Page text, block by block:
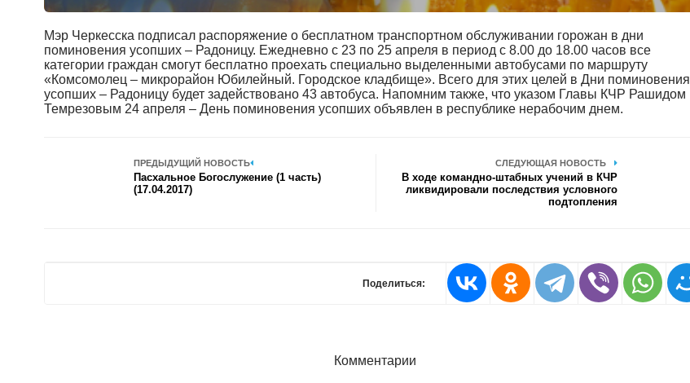
Мэр Черкесска подписал распоряжение о бесплатном транспортном обслуживании горожан в дни
поминовения усопших – Радоницу. Ежедневно с 23 по 25 апреля в период с 8.00 до 18.00 часов все
категории граждан смогут бесплатно проехать специально выделенными автобусами по маршруту
«Комсомолец – микрорайон Юбилейный. Городское кладбище». Всего для этих целей в Дни поминовения
усопших – Радоницу будет задействовано 43 автобуса. Напомним также, что указом Главы КЧР Рашидом
Темрезовым 24 апреля – День поминовения усопших объявлен в республике нерабочим днем.
ПРЕДЫДУЩИЙ НОВОСТЬ
Пасхальное Богослужение (1 часть)
(17.04.2017)
СЛЕДУЮЩАЯ НОВОСТЬ
В ходе командно-штабных учений в КЧР
ликвидировали последствия условного
подтопления
Поделиться:
Комментарии